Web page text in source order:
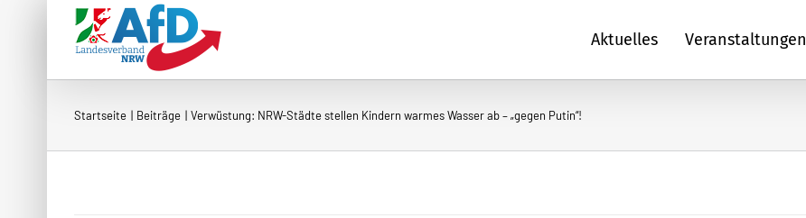
Aktuelles Veranstaltungen
Startseite Beiträge Verwüstung: NRW-Städte stellen Kindern warmes Wasser ab – „gegen Putin“!